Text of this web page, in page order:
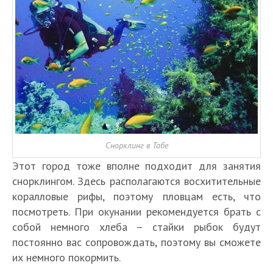
Снорклинг в Табе
Этот город тоже вполне подходит для занятия
снорклингом. Здесь располагаются восхитительные
коралловые рифы, поэтому пловцам есть, что
посмотреть. При окунании рекомендуется брать с
собой немного хлеба – стайки рыбок будут
постоянно вас сопровождать, поэтому вы сможете
их немного покормить.